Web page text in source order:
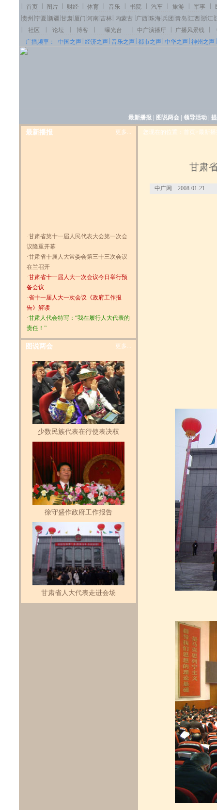
首页 图片 财经 体育 音乐 书院 汽车 旅游 军事
贵州 宁夏 新疆 甘肃 厦门 河南 吉林 内蒙古 广西 珠海 兵团 青岛 江西 浙江
社区 论坛 博客 曝光台 中广演播厅 广播风景线
广播频率：
中国之声 经济之声 音乐之声 都市之声 中华之声 神州之声
最新播报 图说两会 领导活动
最新播报 更多...
·甘肃省第十一届人民代表大会第一次会
议隆重开幕
·甘肃省十届人大常委会第三十三次会议
在兰召开
·甘肃省十一届人大一次会议今日举行预
备会议
·省十一届人大一次会议《政府工作报
告》解读
·甘肃人代会特写：“我在履行人大代表的
责任！”
图说两会 更多...
少数民族代表在行使表决权
徐守盛作政府工作报告
甘肃省人大代表走进会场
您现在的位置：首页>最新播
甘肃
中广网 2008-01-21